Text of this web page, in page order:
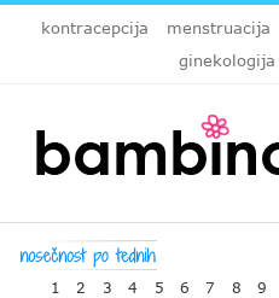
kontracepcija menstruacija
ginekologija
1 2 3 4 5 6 7 8 9